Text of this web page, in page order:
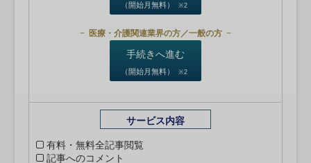
（開始月無料） ※2
医療・介護関連業界の方／一般の方
手続きへ進む
（開始月無料） ※2
サービス内容
有料・無料全記事閲覧
記事へのコメント